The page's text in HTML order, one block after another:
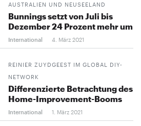
AUSTRALIEN UND NEUSEELAND
Bunnings setzt von Juli bis
Dezember 24 Prozent mehr um
International 4. März 2021
REINIER ZUYDGEEST IM GLOBAL DIY-
NETWORK
Differenzierte Betrachtung des
Home-Improvement-Booms
International 1. März 2021